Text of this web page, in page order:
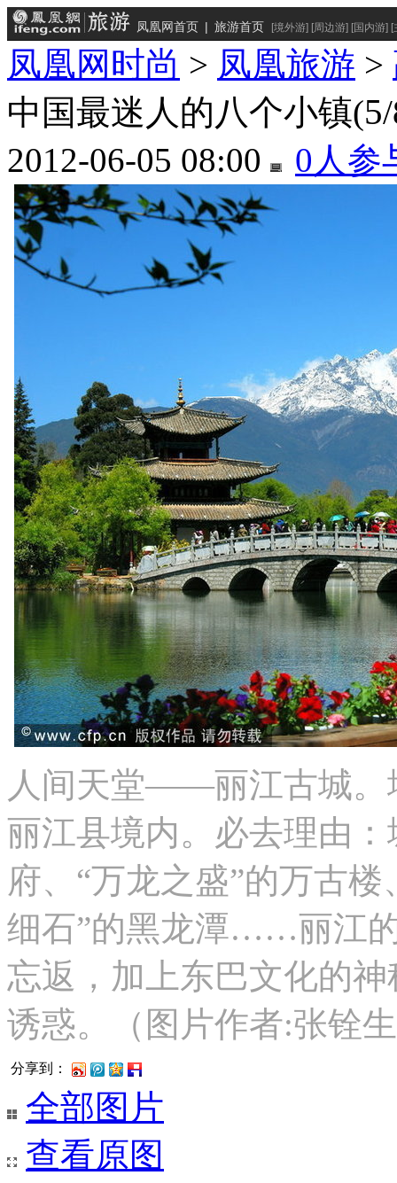
凤凰网首页 | 旅游首页 [境外游] [周边游] [国内游] [
凤凰网时尚 > 凤凰旅游 >
中国最迷人的八个小镇(5
2012-06-05 08:00
0 人参
人间天堂——丽江古城。
丽江县境内。必去理由
府、“万龙之盛”的万古
细石”的黑龙潭……丽江
忘返，加上东巴文化的
诱惑。（图片作者:张铨
分享到：
全部图片
查看原图